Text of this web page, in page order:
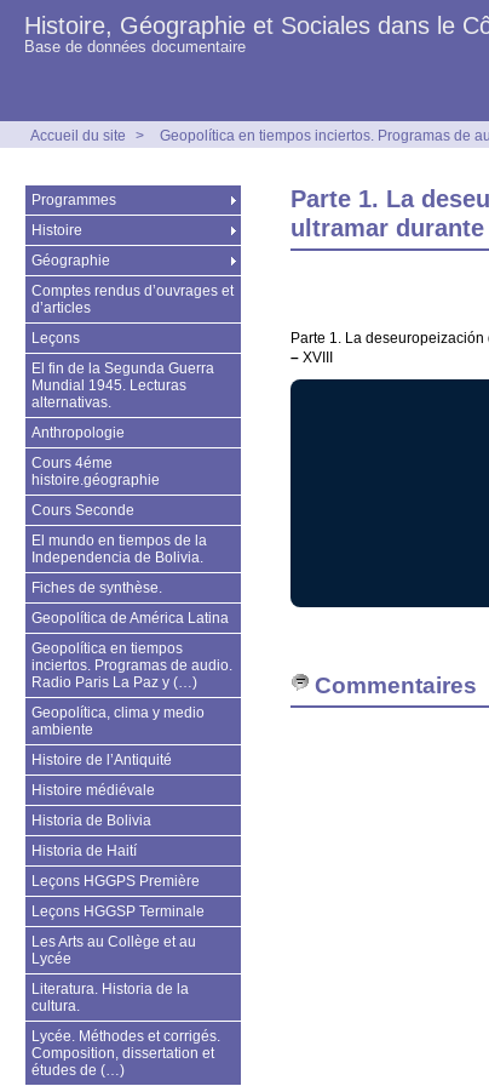
Histoire, Géographie et Sociales dans le
Base de données documentaire
Accueil du site > Geopolítica en tiempos inciertos. Programas de
Parte 1. La
ultramar
Parte 1. La
– XVIII
Commentaires
Programmes
Histoire
Géographie
Comptes rendus d’ouvrages et
d’articles
Leçons
El fin de la Segunda Guerra
Mundial 1945. Lecturas
alternativas.
Anthropologie
Cours 4éme
histoire.géographie
Cours Seconde
El mundo en tiempos de la
Independencia de Bolivia.
Fiches de synthèse.
Geopolítica de América Latina
Geopolítica en tiempos
inciertos. Programas de audio.
Radio Paris La Paz y (…)
Geopolítica, clima y medio
ambiente
Histoire de l’Antiquité
Histoire médiévale
Historia de Bolivia
Historia de Haití
Leçons HGGPS Première
Leçons HGGSP Terminale
Les Arts au Collège et au
Lycée
Literatura. Historia de la
cultura.
Lycée. Méthodes et corrigés.
Composition, dissertation et
études de (…)